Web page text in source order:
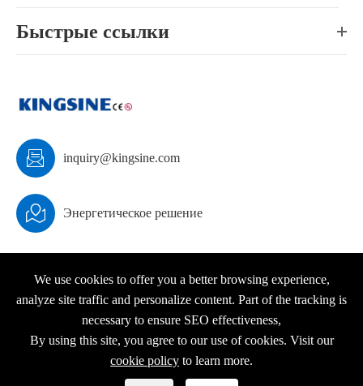
Быстрые ссылки
 inquiry@kingsine.com
 Энергетическое решение
Авторские права © KINGSINE Electric
защищены.
Политика конфиденциальности
We use cookies to offer you a better browsing experience,
analyze site traffic and personalize content. Part of the tracking is
necessary to ensure SEO effectiveness,
By using this site, you agree to our use of cookies. Visit our
cookie policy to learn more.